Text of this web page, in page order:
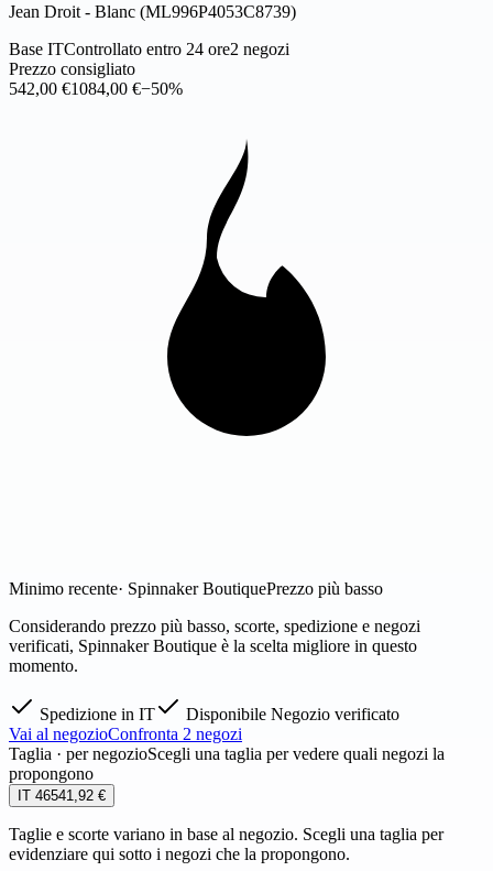
Jean Droit - Blanc (ML996P4053C8739)
Base ITControllato entro 24 ore2 negozi
Prezzo consigliato
542,00 €1084,00 €−50%
Minimo recente· Spinnaker BoutiquePrezzo più basso
Considerando prezzo più basso, scorte, spedizione e negozi
verificati, Spinnaker Boutique è la scelta migliore in questo
momento.
Spedizione in IT Disponibile Negozio verificato
Vai al negozioConfronta 2 negozi
Taglia · per negozioScegli una taglia per vedere quali negozi la
propongono
IT 46541,92 €
Taglie e scorte variano in base al negozio. Scegli una taglia per
evidenziare qui sotto i negozi che la propongono.